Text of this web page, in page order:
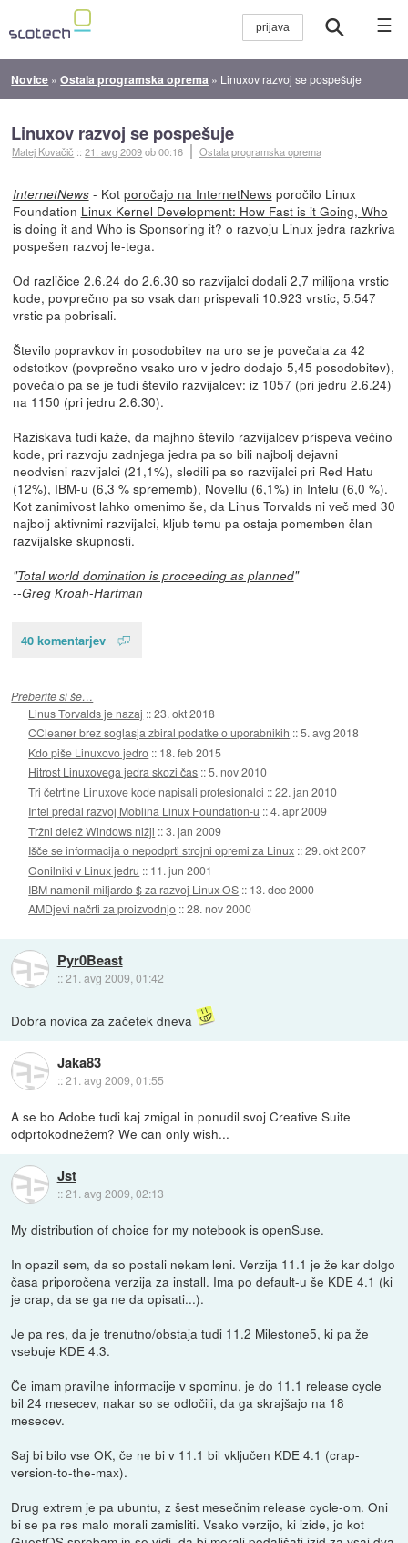
☰
Novice »Ostala programska oprema » Linuxov razvoj se pospešuje
Linuxov razvoj se pospešuje
Matej Kovačič ::21. avg 2009ob 00:16 Ostala programska oprema
InternetNews- Kot poročajo na InternetNewsporočilo Linux
Foundation Linux Kernel Development: How Fast is it Going, Who
is doing it and Who is Sponsoring it? o razvoju Linux jedra razkriva
pospešen razvoj le-tega.
Od različice 2.6.24 do 2.6.30 so razvijalci dodali 2,7 milijona vrstic
kode, povprečno pa so vsak dan prispevali 10.923 vrstic, 5.547
vrstic pa pobrisali.
Število popravkov in posodobitev na uro se je povečala za 42
odstotkov (povprečno vsako uro v jedro dodajo 5,45 posodobitev),
povečalo pa se je tudi število razvijalcev: iz 1057 (pri jedru 2.6.24)
na 1150 (pri jedru 2.6.30).
Raziskava tudi kaže, da majhno število razvijalcev prispeva večino
kode, pri razvoju zadnjega jedra pa so bili najbolj dejavni
neodvisni razvijalci (21,1%), sledili pa so razvijalci pri Red Hatu
(12%), IBM-u (6,3 % sprememb), Novellu (6,1%) in Intelu (6,0 %).
Kot zanimivost lahko omenimo še, da Linus Torvalds ni več med 30
najbolj aktivnimi razvijalci, kljub temu pa ostaja pomemben član
razvijalske skupnosti.
"Total world domination is proceeding as planned"
--Greg Kroah-Hartman
40 komentarjev
Preberite si še…
Linus Torvalds je nazaj ::23. okt 2018
CCleaner brez soglasja zbiral podatke o uporabnikih ::5. avg 2018
Kdo piše Linuxovo jedro :: 18. feb 2015
Hitrost Linuxovega jedra skozi čas ::5. nov 2010
Tri četrtine Linuxove kode napisali profesionalci ::22. jan 2010
Intel predal razvoj Moblina Linux Foundation-u ::4. apr 2009
Tržni delež Windows nižji ::3. jan 2009
Išče se informacija o nepodprti strojni opremi za Linux ::29. okt 2007
Gonilniki v Linux jedru :: 11. jun 2001
IBM namenil miljardo $ za razvoj Linux OS :: 13. dec 2000
AMDjevi načrti za proizvodnjo ::28. nov 2000
Pyr0Beast
::21. avg 2009, 01:42
Dobra novica za začetek dneva
Jaka83
::21. avg 2009, 01:55
A se bo Adobe tudi kaj zmigal in ponudil svoj Creative Suite
odprtokodnežem? We can only wish...
Jst
::21. avg 2009, 02:13
My distribution of choice for my notebook is openSuse.
In opazil sem, da so postali nekam leni. Verzija 11.1 je že kar dolgo
časa priporočena verzija za install. Ima po default-u še KDE 4.1 (ki
je crap, da se ga ne da opisati...).
Je pa res, da je trenutno/obstaja tudi 11.2 Milestone5, ki pa že
vsebuje KDE 4.3.
Če imam pravilne informacije v spominu, je do 11.1 release cycle
bil 24 mesecev, nakar so se odločili, da ga skrajšajo na 18
mesecev.
Saj bi bilo vse OK, če ne bi v 11.1 bil vključen KDE 4.1 (crap-
version-to-the-max).
Drug extrem je pa ubuntu, z šest mesečnim release cycle-om. Oni
bi se pa res malo morali zamisliti. Vsako verzijo, ki izide, jo kot